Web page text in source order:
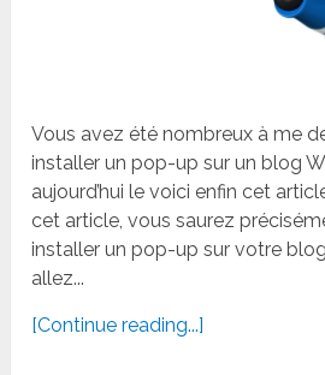
Vous avez été nombreux à me
installer un pop-up sur un blog
aujourd’hui le voici enfin cet
cet article, vous saurez
installer un pop-up sur votre
allez...
[Continue reading...]